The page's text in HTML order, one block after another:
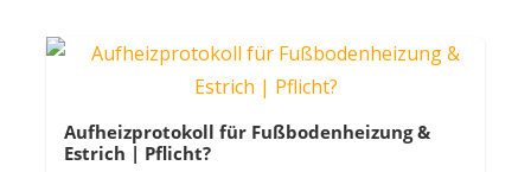
Aufheizprotokoll für Fußbodenheizung &
Estrich | Pflicht?